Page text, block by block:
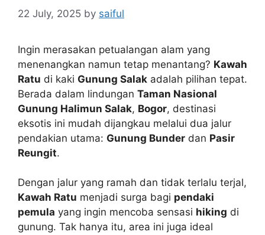
22 July, 2025 by saiful
Ingin merasakan petualangan alam yang
menenangkan namun tetap menantang? Kawah
Ratu di kaki Gunung Salak adalah pilihan tepat.
Berada dalam lindungan Taman Nasional
Gunung Halimun Salak, Bogor, destinasi
eksotis ini mudah dijangkau melalui dua jalur
pendakian utama: Gunung Bunder dan Pasir
Reungit.
Dengan jalur yang ramah dan tidak terlalu terjal,
Kawah Ratu menjadi surga bagi pendaki
pemula yang ingin mencoba sensasi hiking di
gunung. Tak hanya itu, area ini juga ideal